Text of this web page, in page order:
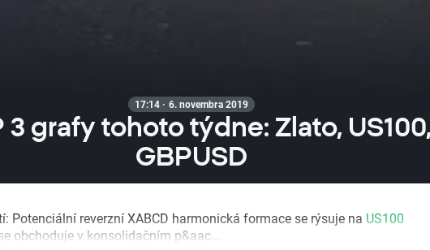
17:14 · 6. novembra 2019
3 grafy tohoto týdne: Zlato,
GBPUSD
Potenciální reverzní XABCD harmonická formace se rýsuje na US100
obchoduje v konsolidačním p&aac...